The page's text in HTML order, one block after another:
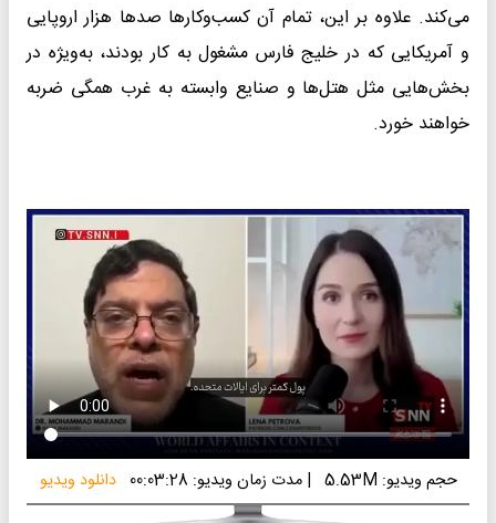
می‌کند. علاوه بر این، تمام آن کسب‌وکارها صدها هزار اروپایی
و آمریکایی که در خلیج فارس مشغول به کار بودند، به‌ویژه در
بخش‌هایی مثل هتل‌ها و صنایع وابسته به غرب همگی ضربه
خواهند خورد.
حجم ویدیو: 5.53M |مدت زمان ویدیو: 00:03:28 دانلود ویدیو